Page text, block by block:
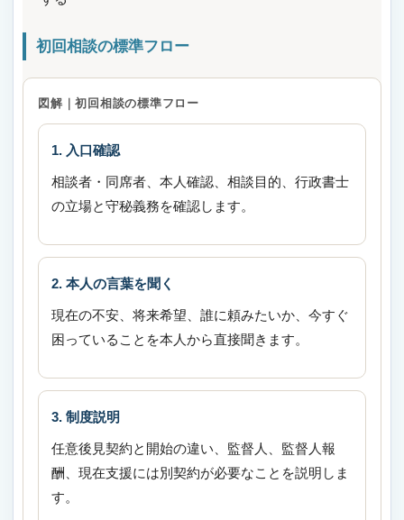
初回相談の標準フロー
図解｜初回相談の標準フロー
1. 入口確認
相談者・同席者、本人確認、相談目的、行政書士
の立場と守秘義務を確認します。
2. 本人の言葉を聞く
現在の不安、将来希望、誰に頼みたいか、今すぐ
困っていることを本人から直接聞きます。
3. 制度説明
任意後見契約と開始の違い、監督人、監督人報
酬、現在支援には別契約が必要なことを説明しま
す。